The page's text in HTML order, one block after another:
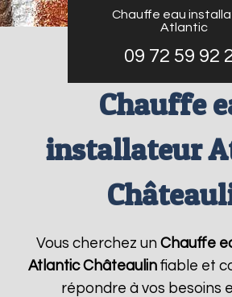
Chauffe eau
Atlantic
09 72 59 92
Chauffe
installateur
Vous cherchez un Chauffe
Atlantic Châteaulin fiable et
répondre à vos besoins